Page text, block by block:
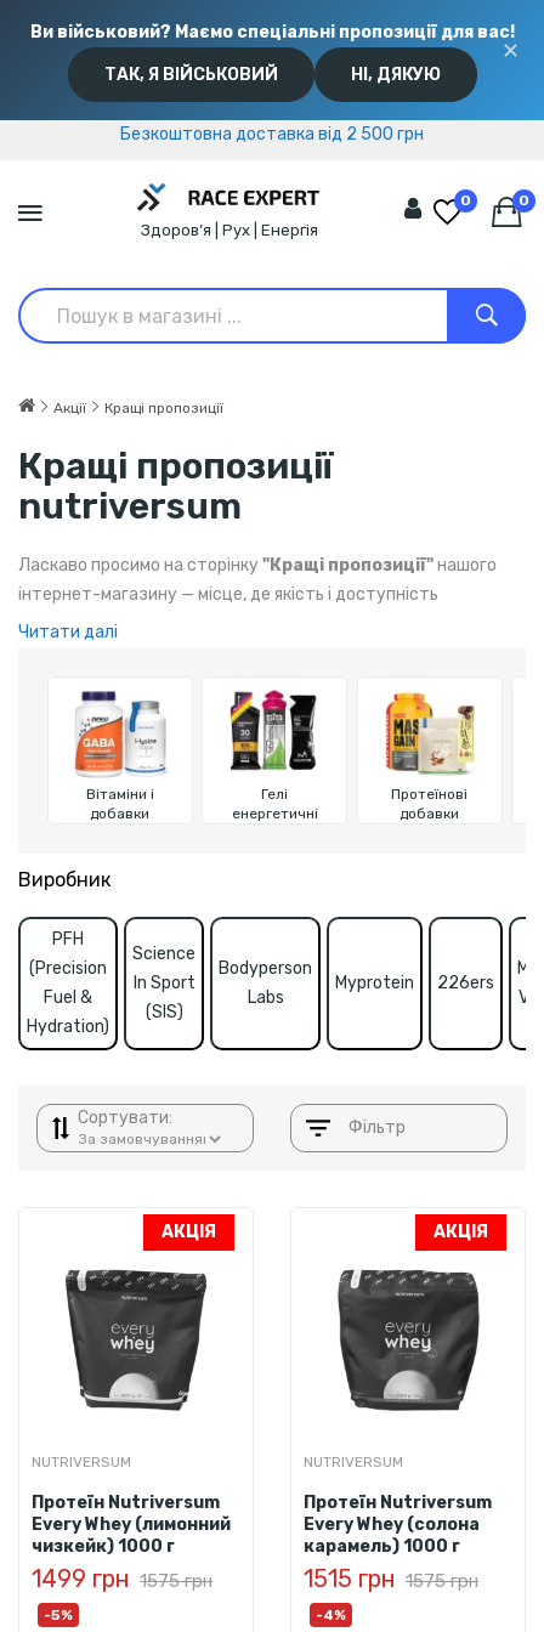
Ви військовий? Маємо спеціальні пропозиції для вас!
ТАК, Я ВІЙСЬКОВИЙ НІ, ДЯКУЮ
✕
Безкоштовна доставка від 2 500 грн
Безкоштовна доставка від 2 500 грн
Здоров’я | Рух | Енергія
0 0
Акції Кращі пропозиції
Кращі пропозиції
nutriversum
Ласкаво просимо на сторінку "Кращі пропозиції"нашого
інтернет-магазину — місце, де якість і доступність
поєднуються для вашого задоволення! Ми відібрали
та активному способі життя.
Читати далі
Вітаміни і
добавки
Гелі
енергетичні
Протеїнові
добавки
Виробник
PFH
(Precision
Fuel &
Hydration)
Science
In Sport
(SIS)
Bodyperson
Labs
Myprotein 226ers
Сортувати: Фільтр
АКЦІЯ
NUTRIVERSUM
Протеїн Nutriversum
Every Whey (лимонний
чизкейк) 1000 г
1499 грн 1575 грн
-5%
АКЦІЯ
NUTRIVERSUM
Протеїн Nutriversum
Every Whey (солона
карамель) 1000 г
1515 грн 1575 грн
-4%